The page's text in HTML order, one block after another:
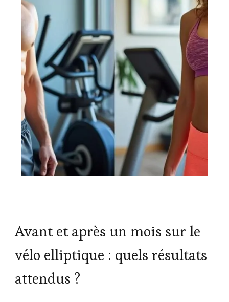
Avant et après un mois sur le
vélo elliptique : quels résultats
attendus ?